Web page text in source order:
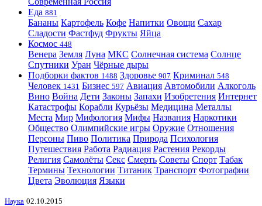
Еда 881
Бананы Картофель Кофе Напитки Овощи Сахар
Сладости Фастфуд Фрукты Яйца
Космос 448
Венера Земля Луна МКС Солнечная система Солнце
Спутники Уран Чёрные дыры
Подборки фактов 1488 Здоровье 907 Криминал 548
Человек 1431 Бизнес 597 Авиация Автомобили Алкоголь
Вино Война Дети Законы Запахи Изобретения Интернет
Катастрофы Корабли Курьёзы Медицина Металлы
Места Мир Мифология Мифы Названия Наркотики
Общество Олимпийские игры Оружие Отношения
Персоны Пиво Политика Природа Психология
Путешествия Работа Радиация Растения Рекорды
Религия Самолёты Секс Смерть Советы Спорт Табак
Термины Технологии Титаник Транспорт Фотографии
Цвета Эволюция Языки
Наука 02.10.2015